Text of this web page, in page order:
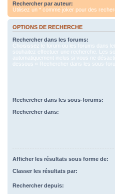
Rechercher par auteur:
Utilisez un * comme joker pour des
OPTIONS DE RECHERCHE
Rechercher dans les forums:
Choisissez le forum ou les forums dans
souhaitez effectuer une recherche. Les
automatiquement inclus si vous ne
dessous « Rechercher dans les sous-
Rechercher dans les sous-forums:
Rechercher dans:
Afficher les résultats sous forme de:
Classer les résultats par:
Rechercher depuis: